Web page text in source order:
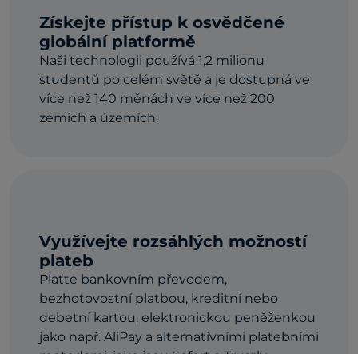
Získejte přístup k osvědčené
globální platformě
Naši technologii používá 1,2 milionu
studentů po celém světě a je dostupná ve
více než 140 měnách ve více než 200
zemích a územích.
Využívejte rozsáhlých možností
plateb
Plaťte bankovním převodem,
bezhotovostní platbou, kreditní nebo
debetní kartou, elektronickou peněženkou
jako např. AliPay a alternativními platebními